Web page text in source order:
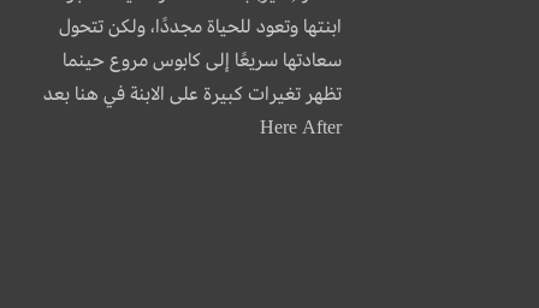
ابنتها وتعود للحياة مجددًا، ولكن تتحول
سعادتها سريعًا إلى كابوس مروع حينما
تظهر تغيرات كبيرة على الابنة في هنا بعد
Here After